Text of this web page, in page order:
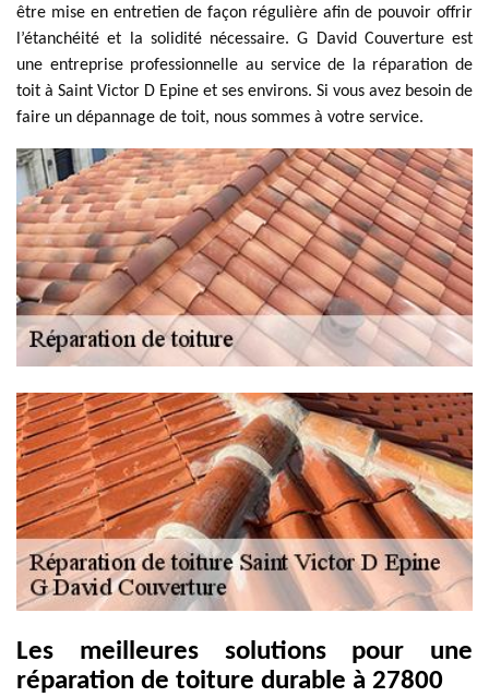
être mise en entretien de façon régulière afin de pouvoir offrir
l’étanchéité et la solidité nécessaire. G David Couverture est
une entreprise professionnelle au service de la réparation de
toit à Saint Victor D Epine et ses environs. Si vous avez besoin de
faire un dépannage de toit, nous sommes à votre service.
Les meilleures solutions pour une
réparation de toiture durable à 27800